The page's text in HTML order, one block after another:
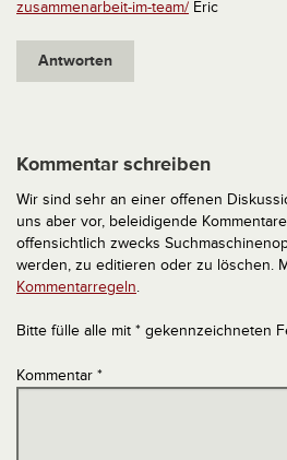
zusammenarbeit-im-team/ Eric
Antworten
Kommentar schreiben
Wir sind sehr an einer offenen
uns aber vor, beleidigende
offensichtlich zwecks
werden, zu editieren oder zu löschen.
Kommentarregeln.
Bitte fülle alle mit * gekennzeichneten
Kommentar *